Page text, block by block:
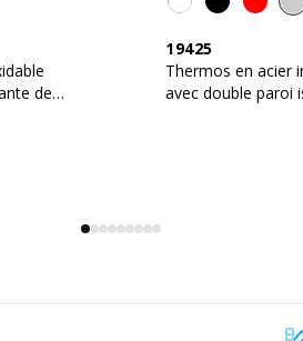
de
19425
Thermos en acier
avec double paroi